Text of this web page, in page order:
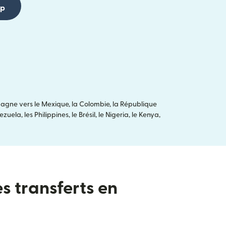
vers le Mexique, la Colombie, la République
les Philippines, le Brésil, le Nigeria, le Kenya,
transferts en